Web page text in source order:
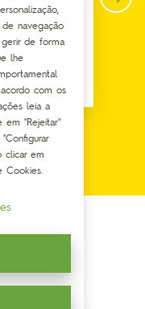
de navegação
gerir de forma
lhe
com os
leia a
em "Rejeitar"
clicar em
Cookies.